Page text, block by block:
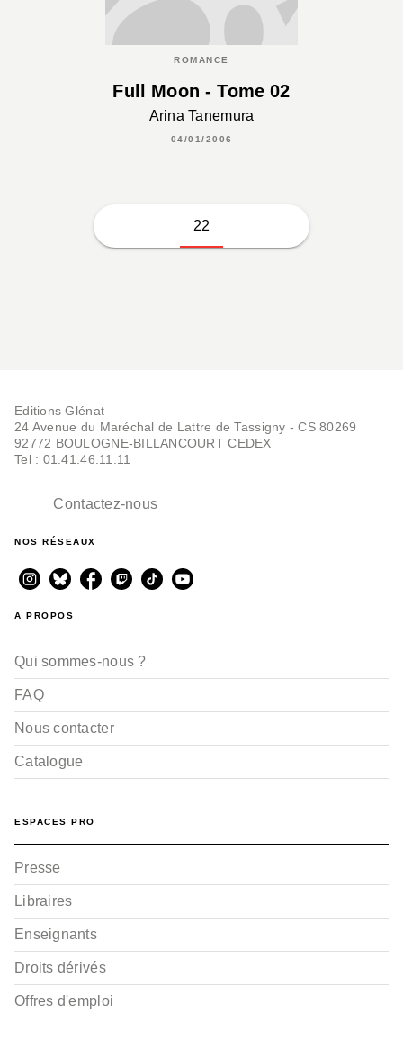
ROMANCE
Full Moon - Tome 02
Arina Tanemura
04/01/2006
22
Editions Glénat
24 Avenue du Maréchal de Lattre de Tassigny - CS 80269
92772 BOULOGNE-BILLANCOURT CEDEX
Tel : 01.41.46.11.11
Contactez-nous
NOS RÉSEAUX
A PROPOS
Qui sommes-nous ?
FAQ
Nous contacter
Catalogue
ESPACES PRO
Presse
Libraires
Enseignants
Droits dérivés
Offres d'emploi